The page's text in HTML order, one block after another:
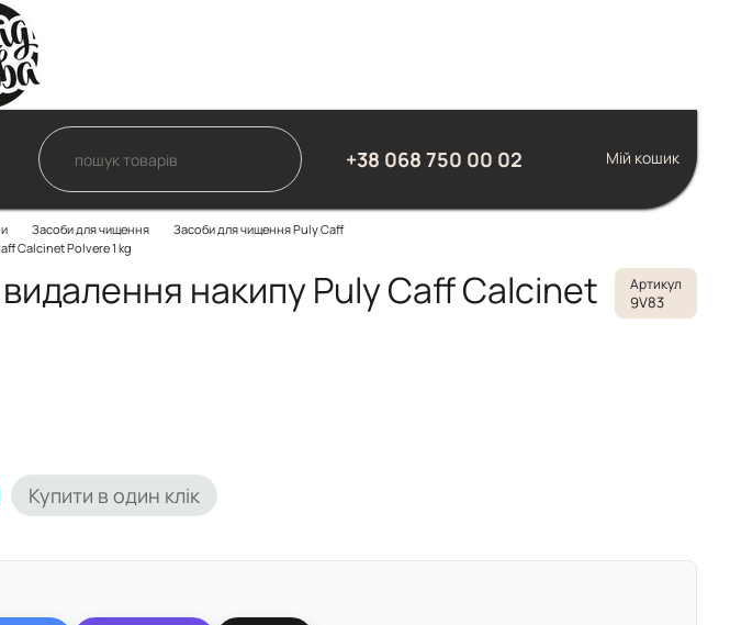
+38 068 750 00 02 Мій кошик
Засоби для чищення
Засоби для чищення Puly Caff
Calcinet Polvere 1 kg
накипу Puly Caff Calcinet
Артикул
9V83
Купити в один клік